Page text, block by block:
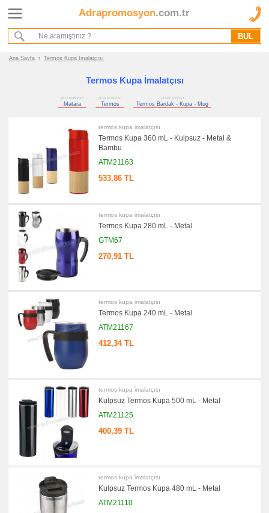
Adrapromosyon.com.tr
Ana Sayfa › Termos Kupa İmalatçısı
Termos Kupa İmalatçısı
promosyon
Matara
promosyon
Termos
promosyon
Termos Bardak - Kupa - Mug
termos kupa i̇malatçısı
Termos Kupa 360 mL - Kulpsuz - Metal &
Bambu
ATM21163
533,86 TL
termos kupa i̇malatçısı
Termos Kupa 280 mL - Metal
GTM67
270,91 TL
termos kupa i̇malatçısı
Termos Kupa 240 mL - Metal
ATM21167
412,34 TL
termos kupa i̇malatçısı
Kulpsuz Termos Kupa 500 mL - Metal
ATM21125
400,39 TL
termos kupa i̇malatçısı
Kulpsuz Termos Kupa 480 mL - Metal
ATM21110
Ana Sayfa
Hakkımızda
Kurumsal Hizmet Akışımız
Promosyon
Termos
Bardak
promosyon
promosyon
Termos
promosyon
Termos
Bardak
-
-
Mug
Tüm
Ürünleri
Gör
→
promosyon
Ajanda
Organizer
Dönüşümlü
Ürünler
Anahtarlık
Hesap
Makinesi
Aynası
Manikür
Seti